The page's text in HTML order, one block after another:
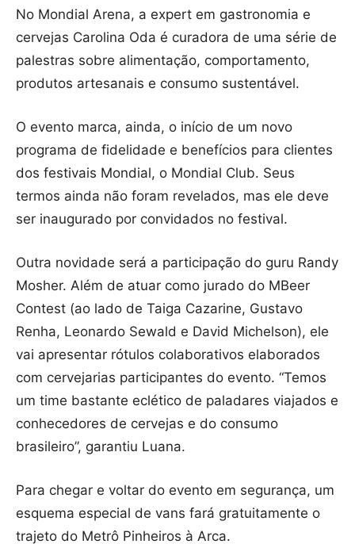
No Mondial Arena, a expert em gastronomia e
cervejas Carolina Oda é curadora de uma série de
palestras sobre alimentação, comportamento,
produtos artesanais e consumo sustentável.
O evento marca, ainda, o início de um novo
programa de fidelidade e benefícios para clientes
dos festivais Mondial, o Mondial Club. Seus
termos ainda não foram revelados, mas ele deve
ser inaugurado por convidados no festival.
Outra novidade será a participação do guru Randy
Mosher. Além de atuar como jurado do MBeer
Contest (ao lado de Taiga Cazarine, Gustavo
Renha, Leonardo Sewald e David Michelson), ele
vai apresentar rótulos colaborativos elaborados
com cervejarias participantes do evento. “Temos
um time bastante eclético de paladares viajados e
conhecedores de cervejas e do consumo
brasileiro”, garantiu Luana.
Para chegar e voltar do evento em segurança, um
esquema especial de vans fará gratuitamente o
trajeto do Metrô Pinheiros à Arca.